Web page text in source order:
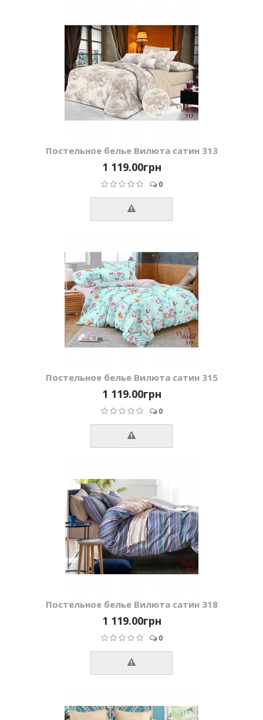
Постельное белье Вилюта сатин 313
1 119.00грн
0
Постельное белье Вилюта сатин 315
1 119.00грн
0
Постельное белье Вилюта сатин 318
1 119.00грн
0